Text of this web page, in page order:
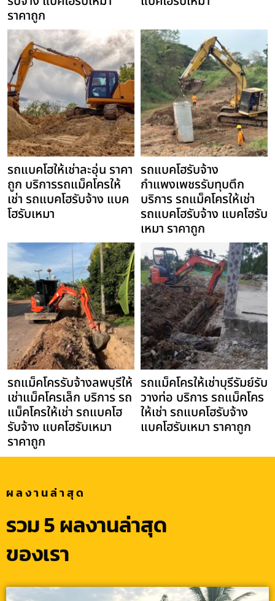
ราคาถูก
รถแบคโฮให้เช่าละอุ่น ราคา
ถูก บริการรถแม็คโครให้
เช่า รถแบคโฮรับจ้าง แบค
โฮรับเหมา
รถแบคโฮรับจ้าง
กำแพงเพชรรับทุบตึก
บริการ รถแม็คโครให้เช่า
รถแบคโฮรับจ้าง แบคโฮรับ
เหมา ราคาถูก
รถแม็คโครรับจ้างลพบุรีให้
เช่าแม็คโครเล็ก บริการ รถ
แม็คโครให้เช่า รถแบคโฮ
รับจ้าง แบคโฮรับเหมา
ราคาถูก
รถแม็คโครให้เช่าบุรีรัมย์รับ
วางท่อ บริการ รถแม็คโคร
ให้เช่า รถแบคโฮรับจ้าง
แบคโฮรับเหมา ราคาถูก
ผลงานล่าสุด
รวม 5 ผลงานล่าสุด
ของเรา